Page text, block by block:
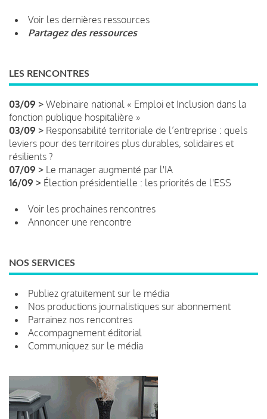
Voir les dernières ressources
Partagez des ressources
LES RENCONTRES
03/09 > Webinaire national « Emploi et Inclusion dans la
fonction publique hospitalière »
03/09 > Responsabilité territoriale de l’entreprise : quels
leviers pour des territoires plus durables, solidaires et
résilients ?
07/09 > Le manager augmenté par l'IA
16/09 > Élection présidentielle : les priorités de l'ESS
Voir les prochaines rencontres
Annoncer une rencontre
NOS SERVICES
Publiez gratuitement sur le média
Nos productions journalistiques sur abonnement
Parrainez nos rencontres
Accompagnement éditorial
Communiquez sur le média